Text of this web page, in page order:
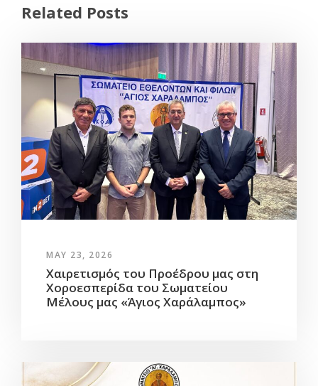
Related Posts
MAY 23, 2026
Χαιρετισμός του Προέδρου μας στη
Χοροεσπερίδα του Σωματείου
Μέλους μας «Άγιος Χαράλαμπος»